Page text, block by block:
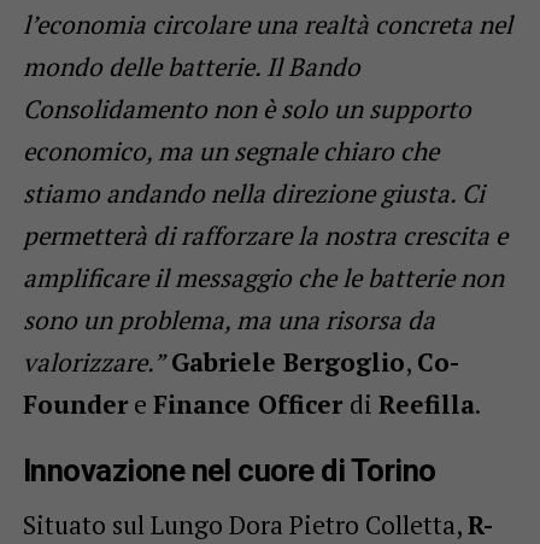
l’economia circolare una realtà concreta nel
mondo delle batterie. Il Bando
Consolidamento non è solo un supporto
economico, ma un segnale chiaro che
stiamo andando nella direzione giusta. Ci
permetterà di rafforzare la nostra crescita e
amplificare il messaggio che le batterie non
sono un problema, ma una risorsa da
valorizzare.” Gabriele Bergoglio, Co-
Foundere Finance Officer di Reefilla.
Innovazione nel cuore di Torino
Situato sul Lungo Dora Pietro Colletta,R-